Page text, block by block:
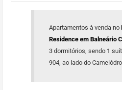
Apartamentos à venda no
Residence em Balneário
3 dormitórios, sendo 1
904, ao lado do